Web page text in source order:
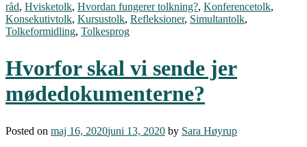
råd, Hvisketolk, Hvordan fungerer tolkning?, Konferencetolk,
Konsekutivtolk, Kursustolk, Refleksioner, Simultantolk,
Tolkeformidling, Tolkesprog
Hvorfor skal vi sende jer
mødedokumenterne?
Posted on maj 16, 2020juni 13, 2020 by Sara Høyrup